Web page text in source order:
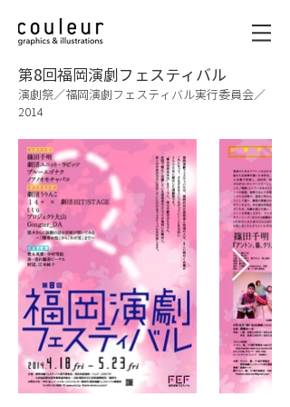
第8回福岡演劇フェスティバル
演劇祭／福岡演劇フェスティバル実行委員会／
2014
graphics &